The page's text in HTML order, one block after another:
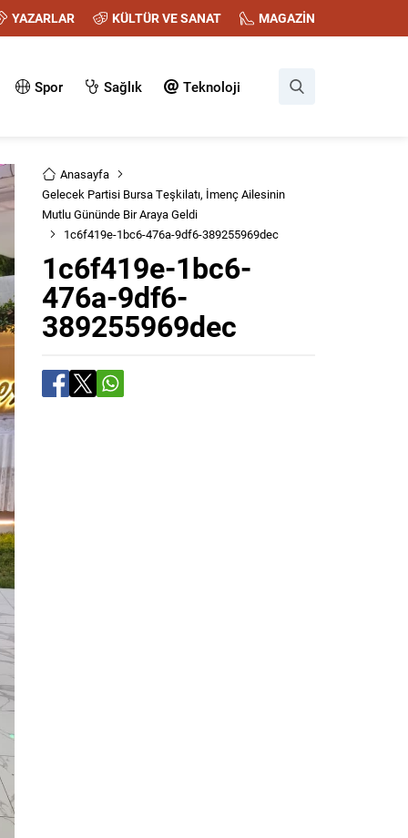
YAZARLAR KÜLTÜR VE SANAT MAGAZİN
Spor Sağlık Teknoloji
Anasayfa
Gelecek Partisi Bursa Teşkilatı, İmenç Ailesinin
Mutlu Gününde Bir Araya Geldi
1c6f419e-1bc6-476a-9df6-389255969dec
1c6f419e-1bc6-
476a-9df6-
389255969dec